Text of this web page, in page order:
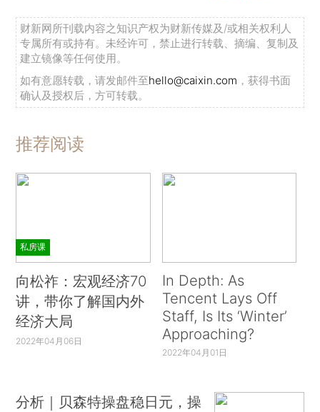
财新网所刊载内容之知识产权为财新传媒及/或相关权利人
专属所有或持有。未经许可，禁止进行转载、摘编、复制及
建立镜像等任何使用。
如有意愿转载，请发邮件至hello@caixin.com ，获得书面
确认及授权后，方可转载。
推荐阅读
私房课
向松祚：宏观经济70
讲，带你了解国内外
经济大局
2022年04月06日
In Depth: As
Tencent Lays Off
Staff, Is Its ‘Winter’
Approaching?
2022年04月01日
分析｜贝森特操盘稳日元，操